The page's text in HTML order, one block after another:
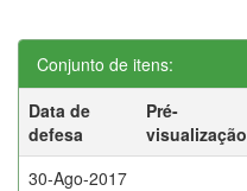
Conjunto de itens:
Data de
defesa
Pré-
visualização
30-Ago-2017